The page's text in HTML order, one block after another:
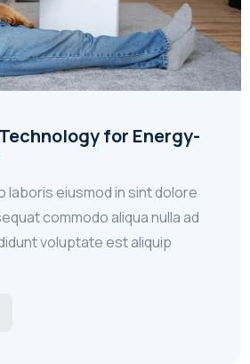
for Energy-
laboris eiusmod in sint dolore
commodo aliqua nulla ad
voluptate est aliquip